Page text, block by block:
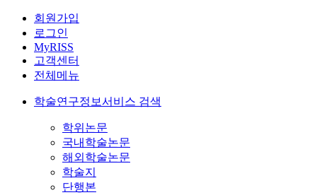
회원가입
로그인
MyRISS
고객센터
전체메뉴
학술연구정보서비스 검색
학위논문
국내학술논문
해외학술논문
학술지
단행본